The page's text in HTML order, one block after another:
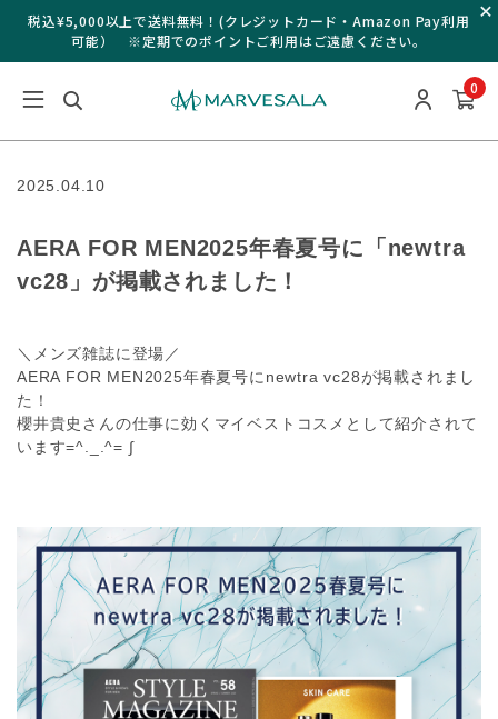
税込¥5,000以上で送料無料！(クレジットカード・Amazon Pay利用
可能） ※定期でのポイントご利用はご遠慮ください。
0
2025.04.10
AERA FOR MEN2025年春夏号に「newtra
vc28」が掲載されました！
＼メンズ雑誌に登場／
AERA FOR MEN2025年春夏号にnewtra vc28が掲載されまし
た！
櫻井貴史さんの仕事に効くマイベストコスメとして紹介されて
います=^._.^= ∫